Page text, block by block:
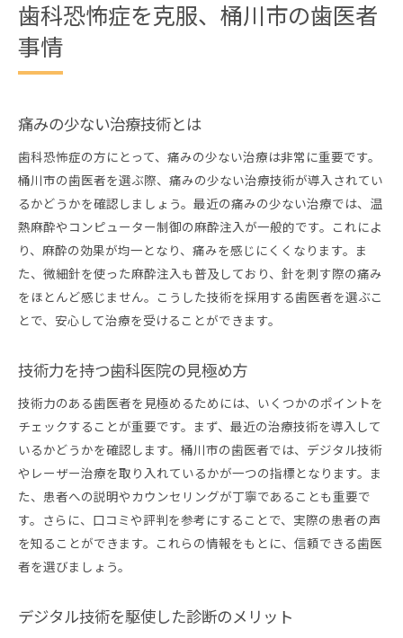
歯科恐怖症を克服、桶川市の歯医者
事情
痛みの少ない治療技術とは
歯科恐怖症の方にとって、痛みの少ない治療は非常に重要です。
桶川市の歯医者を選ぶ際、痛みの少ない治療技術が導入されてい
るかどうかを確認しましょう。最近の痛みの少ない治療では、温
熱麻酔やコンピューター制御の麻酔注入が一般的です。これによ
り、麻酔の効果が均一となり、痛みを感じにくくなります。ま
た、微細針を使った麻酔注入も普及しており、針を刺す際の痛み
をほとんど感じません。こうした技術を採用する歯医者を選ぶこ
とで、安心して治療を受けることができます。
技術力を持つ歯科医院の見極め方
技術力のある歯医者を見極めるためには、いくつかのポイントを
チェックすることが重要です。まず、最近の治療技術を導入して
いるかどうかを確認します。桶川市の歯医者では、デジタル技術
やレーザー治療を取り入れているかが一つの指標となります。ま
た、患者への説明やカウンセリングが丁寧であることも重要で
す。さらに、口コミや評判を参考にすることで、実際の患者の声
を知ることができます。これらの情報をもとに、信頼できる歯医
者を選びましょう。
デジタル技術を駆使した診断のメリット